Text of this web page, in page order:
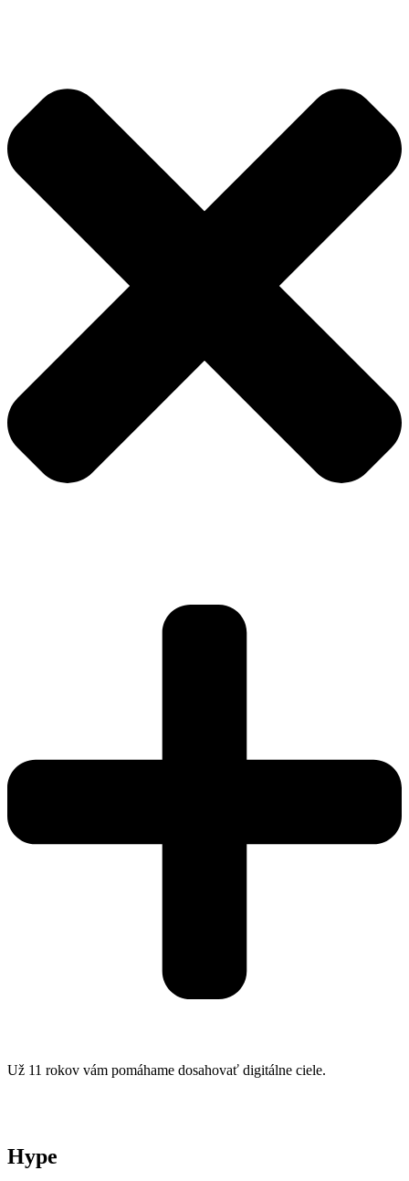
Už 11 rokov vám pomáhame dosahovať digitálne ciele.
Hype